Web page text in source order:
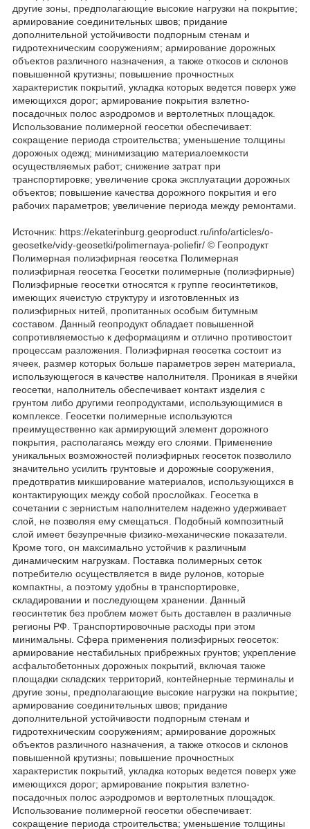
другие зоны, предполагающие высокие нагрузки на покрытие;
армирование соединительных швов; придание
дополнительной устойчивости подпорным стенам и
гидротехническим сооружениям; армирование дорожных
объектов различного назначения, а также откосов и склонов
повышенной крутизны; повышение прочностных
характеристик покрытий, укладка которых ведется поверх уже
имеющихся дорог; армирование покрытия взлетно-
посадочных полос аэродромов и вертолетных площадок.
Использование полимерной геосетки обеспечивает:
сокращение периода строительства; уменьшение толщины
дорожных одежд; минимизацию материалоемкости
осуществляемых работ; снижение затрат при
транспортировке; увеличение срока эксплуатации дорожных
объектов; повышение качества дорожного покрытия и его
рабочих параметров; увеличение периода между ремонтами.
Источник: https://ekaterinburg.geoproduct.ru/info/articles/o-
geosetke/vidy-geosetki/polimernaya-poliefir/ © Геопродукт
Полимерная полиэфирная геосетка Полимерная
полиэфирная геосетка Геосетки полимерные (полиэфирные)
Полиэфирные геосетки относятся к группе геосинтетиков,
имеющих ячеистую структуру и изготовленных из
полиэфирных нитей, пропитанных особым битумным
составом. Данный геопродукт обладает повышенной
сопротивляемостью к деформациям и отлично противостоит
процессам разложения. Полиэфирная геосетка состоит из
ячеек, размер которых больше параметров зерен материала,
использующегося в качестве наполнителя. Проникая в ячейки
геосетки, наполнитель обеспечивает контакт изделия с
грунтом либо другими геопродуктами, использующимися в
комплексе. Геосетки полимерные используются
преимущественно как армирующий элемент дорожного
покрытия, располагаясь между его слоями. Применение
уникальных возможностей полиэфирных геосеток позволило
значительно усилить грунтовые и дорожные сооружения,
предотвратив микширование материалов, использующихся в
контактирующих между собой прослойках. Геосетка в
сочетании с зернистым наполнителем надежно удерживает
слой, не позволяя ему смещаться. Подобный композитный
слой имеет безупречные физико-механические показатели.
Кроме того, он максимально устойчив к различным
динамическим нагрузкам. Поставка полимерных сеток
потребителю осуществляется в виде рулонов, которые
компактны, а поэтому удобны в транспортировке,
складировании и последующем хранении. Данный
геосинтетик без проблем может быть доставлен в различные
регионы РФ. Транспортировочные расходы при этом
минимальны. Сфера применения полиэфирных геосеток:
армирование нестабильных прибрежных грунтов; укрепление
асфальтобетонных дорожных покрытий, включая также
площадки складских территорий, контейнерные терминалы и
другие зоны, предполагающие высокие нагрузки на покрытие;
армирование соединительных швов; придание
дополнительной устойчивости подпорным стенам и
гидротехническим сооружениям; армирование дорожных
объектов различного назначения, а также откосов и склонов
повышенной крутизны; повышение прочностных
характеристик покрытий, укладка которых ведется поверх уже
имеющихся дорог; армирование покрытия взлетно-
посадочных полос аэродромов и вертолетных площадок.
Использование полимерной геосетки обеспечивает:
сокращение периода строительства; уменьшение толщины